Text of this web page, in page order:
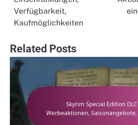
Verfügbarkeit,
Kaufmöglichkeiten
Related Posts